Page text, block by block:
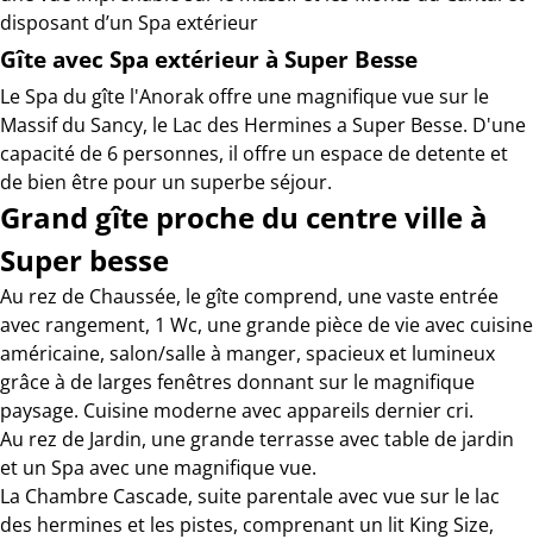
disposant d’un Spa extérieur
Gîte avec Spa extérieur à Super Besse
Le Spa du gîte l'Anorak offre une magnifique vue sur le
Massif du Sancy, le Lac des Hermines a Super Besse. D'une
capacité de 6 personnes, il offre un espace de detente et
de bien être pour un superbe séjour.
Grand gîte proche du centre ville à
Super besse
Au rez de Chaussée, le gîte comprend, une vaste entrée
avec rangement, 1 Wc, une grande pièce de vie avec cuisine
américaine, salon/salle à manger, spacieux et lumineux
grâce à de larges fenêtres donnant sur le magnifique
paysage. Cuisine moderne avec appareils dernier cri.
Au rez de Jardin, une grande terrasse avec table de jardin
et un Spa avec une magnifique vue.
La Chambre Cascade, suite parentale avec vue sur le lac
des hermines et les pistes, comprenant un lit King Size,